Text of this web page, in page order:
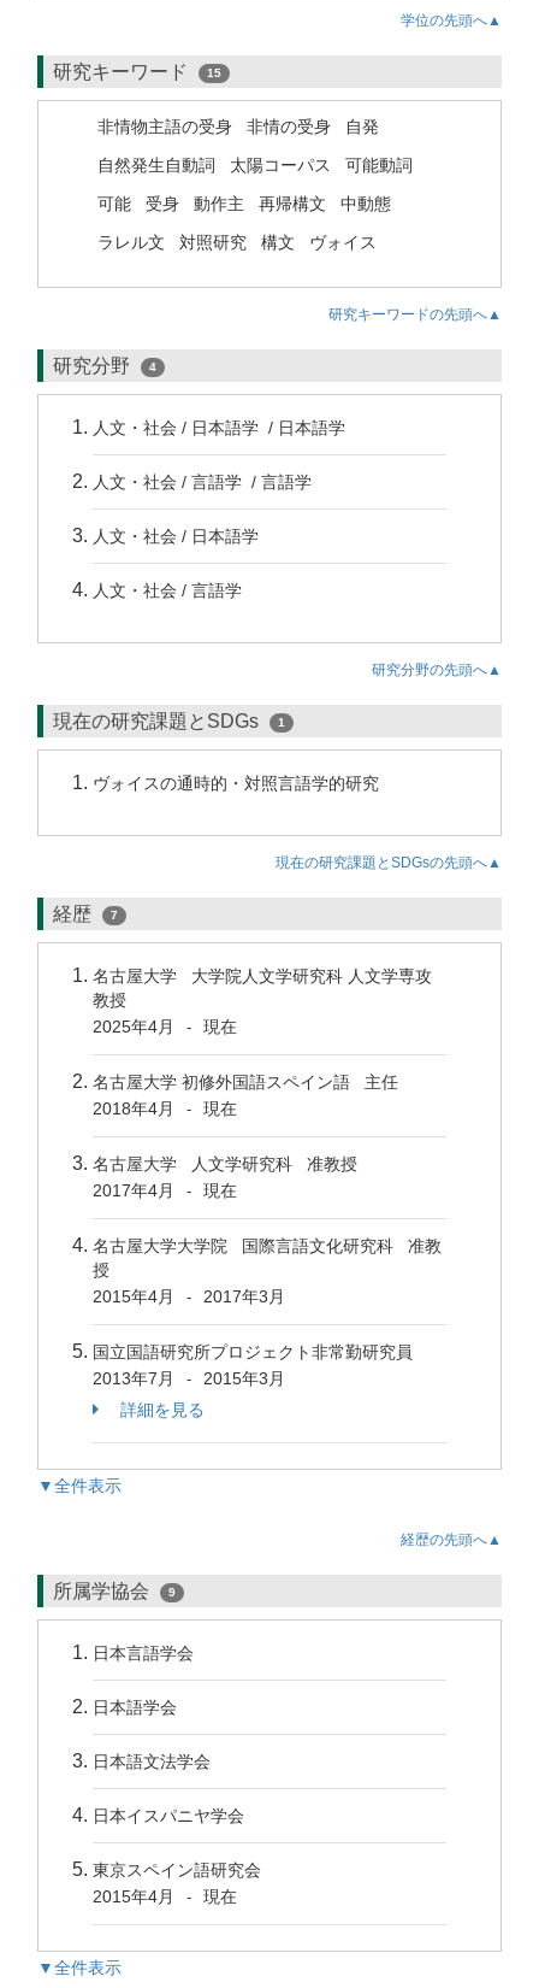
学位の先頭へ▲
研究キーワード 15
非情物主語の受身 非情の受身
自発
自然発生自動詞
太陽コーパス
可能動詞
可能
受身 動作主 再帰構文
中動態
ラレル文
対照研究 構文 ヴォイス
研究キーワードの先頭へ▲
研究分野 4
人文・社会 / 日本語学 / 日本語学
人文・社会 / 言語学 / 言語学
人文・社会 / 日本語学
人文・社会 / 言語学
研究分野の先頭へ▲
現在の研究課題とSDGs 1
ヴォイスの通時的・対照言語学的研究
現在の研究課題とSDGsの先頭へ▲
経歴 7
名古屋大学 大学院人文学研究科 人文学専攻
教授
2025年4月
- 現在
名古屋大学 初修外国語スペイン語 主任
2018年4月
- 現在
名古屋大学 人文学研究科 准教授
2017年4月
- 現在
名古屋大学大学院 国際言語文化研究科 准教
授
2015年4月
- 2017年3月
国立国語研究所プロジェクト非常勤研究員
2013年7月
-
2015年3月
詳細を見る
▼全件表示
経歴の先頭へ▲
所属学協会 9
日本言語学会
日本語学会
日本語文法学会
日本イスパニヤ学会
東京スペイン語研究会
2015年4月
- 現在
▼全件表示